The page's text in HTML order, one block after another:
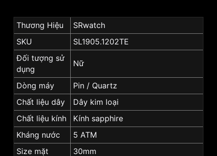
Thương Hiệu
SRwatch
SKU
SL1905.1202TE
Đối tượng sử
dụng
Nữ
Dòng máy
Pin / Quartz
Chất liệu dây
Dây kim loại
Chất liệu kính
Kính sapphire
Kháng nước
5 ATM
Size mặt
30mm